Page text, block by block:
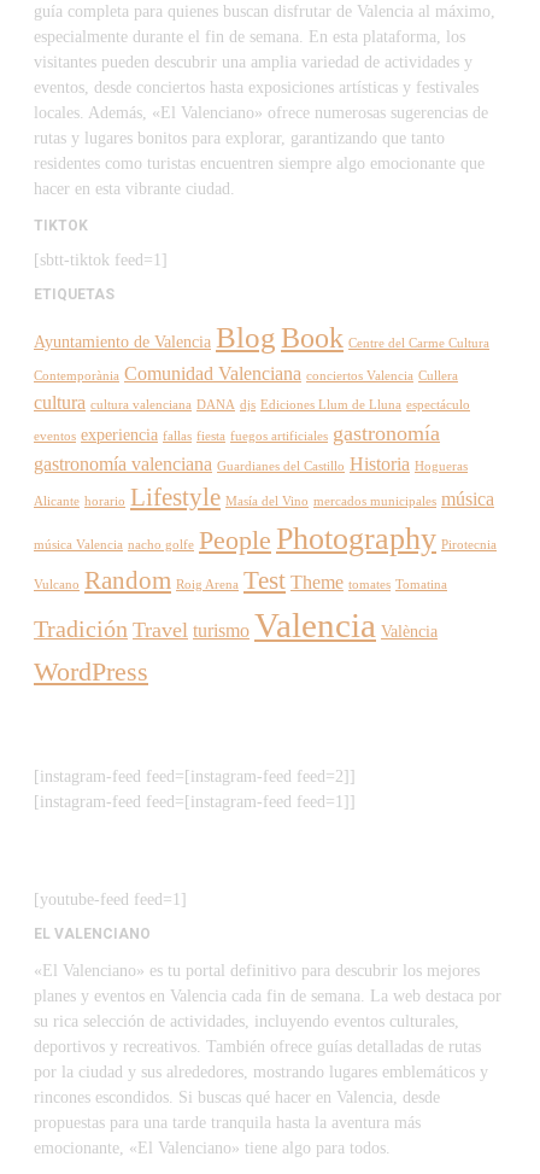
guía completa para quienes buscan disfrutar de Valencia al máximo,
especialmente durante el fin de semana. En esta plataforma, los
visitantes pueden descubrir una amplia variedad de actividades y
eventos, desde conciertos hasta exposiciones artísticas y festivales
locales. Además, «El Valenciano» ofrece numerosas sugerencias de
rutas y lugares bonitos para explorar, garantizando que tanto
residentes como turistas encuentren siempre algo emocionante que
hacer en esta vibrante ciudad.
TIKTOK
[sbtt-tiktok feed=1]
ETIQUETAS
Ayuntamiento de Valencia BlogBook Centre del Carme Cultura
Contemporània Comunidad Valenciana conciertos Valencia Cullera
cultura cultura valenciana DANA djs Ediciones Llum de Lluna espectáculo
eventos experiencia fallas fiesta fuegos artificiales gastronomía
gastronomía valenciana Guardianes del Castillo Historia Hogueras
Alicante horario Lifestyle Masía del Vino mercados municipales música
música Valencia nacho golfe People Photography Pirotecnia
Vulcano Random Roig Arena Test Theme tomates Tomatina
Tradición Travel turismo Valencia València
WordPress
[instagram-feed feed=[instagram-feed feed=2]]
[instagram-feed feed=[instagram-feed feed=1]]
[youtube-feed feed=1]
EL VALENCIANO
«El Valenciano» es tu portal definitivo para descubrir los mejores
planes y eventos en Valencia cada fin de semana. La web destaca por
su rica selección de actividades, incluyendo eventos culturales,
deportivos y recreativos. También ofrece guías detalladas de rutas
por la ciudad y sus alrededores, mostrando lugares emblemáticos y
rincones escondidos. Si buscas qué hacer en Valencia, desde
propuestas para una tarde tranquila hasta la aventura más
emocionante, «El Valenciano» tiene algo para todos.